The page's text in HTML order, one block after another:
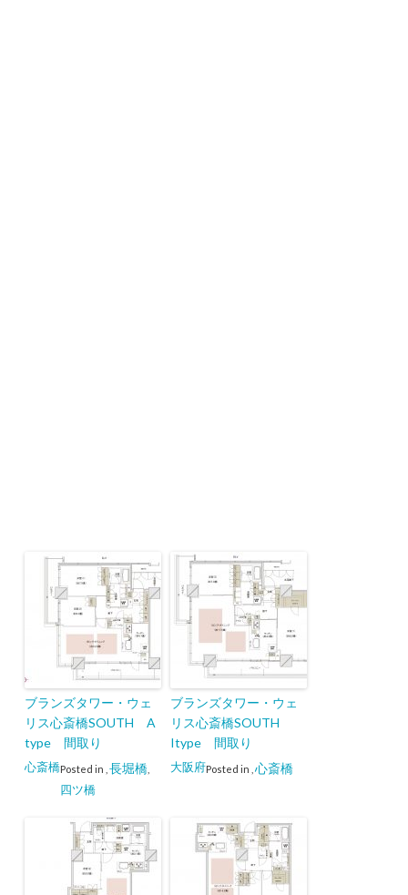
ブランズタワー・ウェ
リス心斎橋SOUTH A
type 間取り
Posted in
心斎橋 長堀橋,
四ツ橋
ブランズタワー・ウェ
リス心斎橋SOUTH
Itype 間取り
Posted in
大阪府 心斎橋